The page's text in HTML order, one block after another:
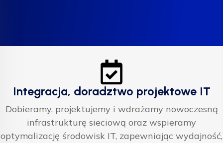
Integracja, doradztwo projektowe IT
Dobieramy, projektujemy i wdrażamy nowoczesną
infrastrukturę sieciową oraz wspieramy
optymalizację środowisk IT, zapewniając wydajność,